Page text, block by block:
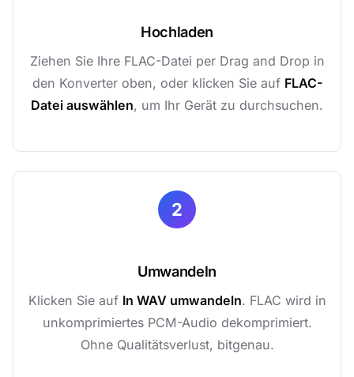
Hochladen
Ziehen Sie Ihre FLAC-Datei per Drag and Drop in
den Konverter oben, oder klicken Sie auf FLAC-
Datei auswählen, um Ihr Gerät zu durchsuchen.
2
Umwandeln
Klicken Sie auf In WAV umwandeln. FLAC wird in
unkomprimiertes PCM-Audio dekomprimiert.
Ohne Qualitätsverlust, bitgenau.